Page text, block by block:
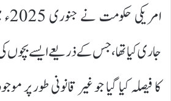
جاری کیا تھا، جس کے ذریعے ایسے بچوں
کا فیصلہ کیا گیا جو غیر قانونی طور پر